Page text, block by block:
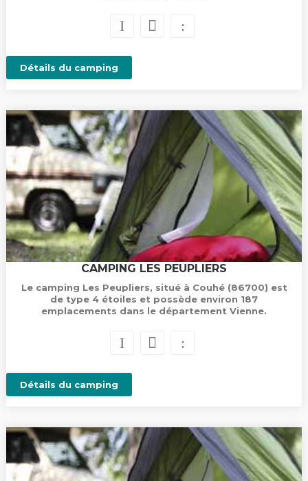
Détails du camping
CAMPING LES PEUPLIERS
Le camping Les Peupliers, situé à Couhé (86700) est
de type 4 étoiles et possède environ 187
emplacements dans le département Vienne.
Détails du camping